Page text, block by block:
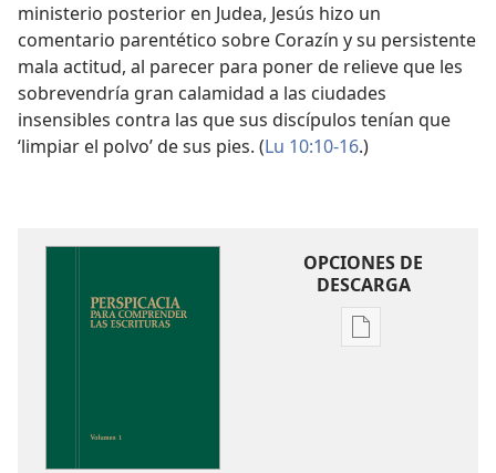
ministerio posterior en Judea, Jesús hizo un
comentario parentético sobre Corazín y su persistente
mala actitud, al parecer para poner de relieve que les
sobrevendría gran calamidad a las ciudades
insensibles contra las que sus discípulos tenían que
‘limpiar el polvo’ de sus pies. (Lu 10:10-16.)
OPCIONES DE
DESCARGA
Opciones